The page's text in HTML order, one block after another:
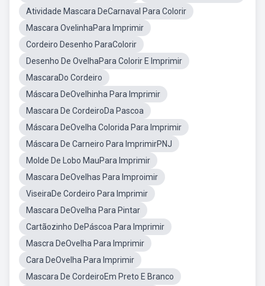
Atividade Mascara DeCarnaval Para Colorir
Mascara OvelinhaPara Imprimir
Cordeiro Desenho ParaColorir
Desenho De OvelhaPara Colorir E Imprimir
MascaraDo Cordeiro
Máscara DeOvelhinha Para Imprimir
Mascara De CordeiroDa Pascoa
Máscara DeOvelha Colorida Para Imprimir
Máscara De Carneiro Para ImprimirPNJ
Molde De Lobo MauPara Imprimir
Mascara DeOvelhas Para Improimir
ViseiraDe Cordeiro Para Imprimir
Mascara DeOvelha Para Pintar
Cartãozinho DePáscoa Para Imprimir
Mascra DeOvelha Para Imprimir
Cara DeOvelha Para Imprimir
Mascara De CordeiroEm Preto E Branco